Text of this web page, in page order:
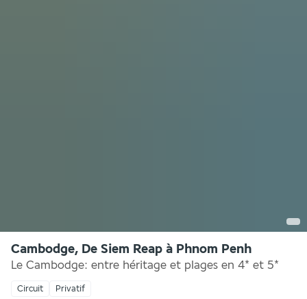
Cambodge, De Siem Reap à Phnom Penh
Le Cambodge: entre héritage et plages en 4* et 5*
Circuit Privatif